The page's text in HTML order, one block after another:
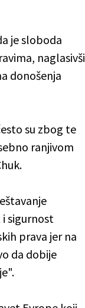
je sloboda
naglasivši
donošenja
su zbog te
ranjivom
sigurnost
prava jer na
da dobije